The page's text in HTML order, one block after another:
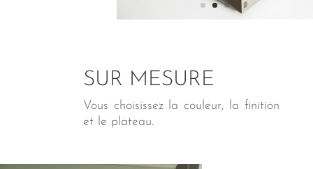
SUR MESURE
Vous choisissez la couleur, la finition
et le plateau.